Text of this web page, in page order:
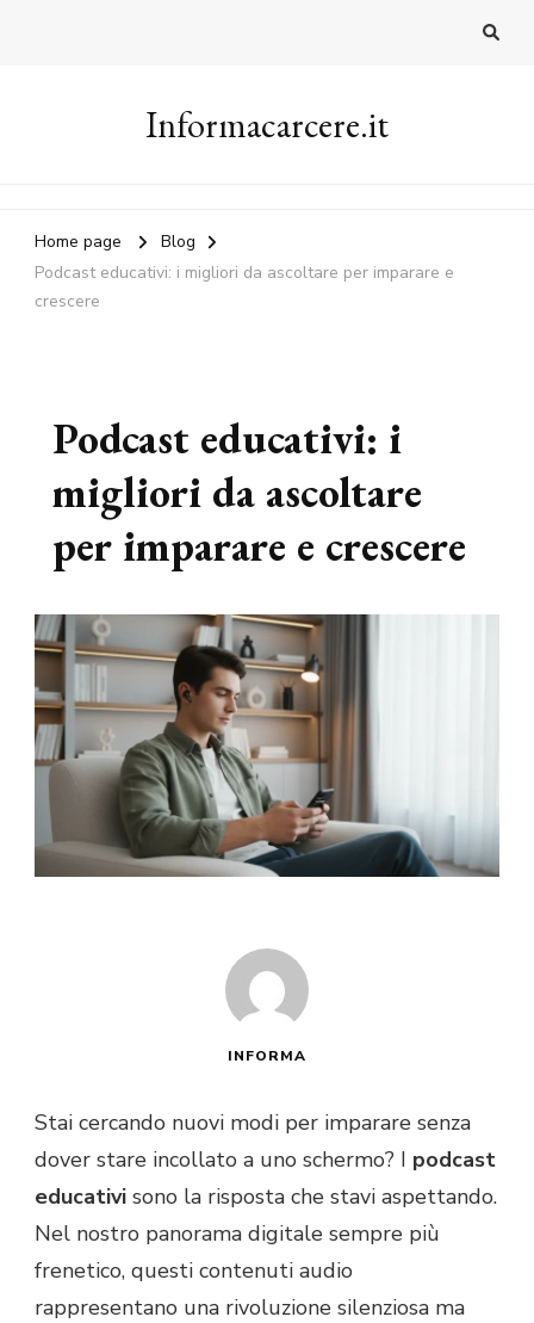
Informacarcere.it
Home page
Blog
Podcast educativi: i migliori da ascoltare per imparare e
crescere
Podcast educativi: i
migliori da ascoltare
per imparare e crescere
INFORMA
Stai cercando nuovi modi per imparare senza
dover stare incollato a uno schermo? I podcast
educativi sono la risposta che stavi aspettando.
Nel nostro panorama digitale sempre più
frenetico, questi contenuti audio
rappresentano una rivoluzione silenziosa ma